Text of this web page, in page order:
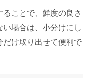
ことで、鮮度の良さ
い場合は、小分けにし
だけ取り出せて便利で